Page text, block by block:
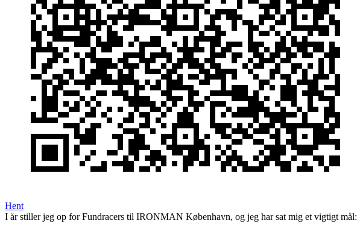
Hent
I år stiller jeg op for Fundracers til IRONMAN København, og jeg har sat mig et vigtigt mål: